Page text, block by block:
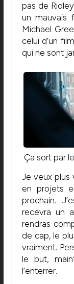
pas de
un mauvais
Michael
celui d’un
qui ne sont
Ça sort par
Je veux plus
en projets
prochain.
recevra un
rendras
de cap, le
vraiment.
le but,
l’enterrer.